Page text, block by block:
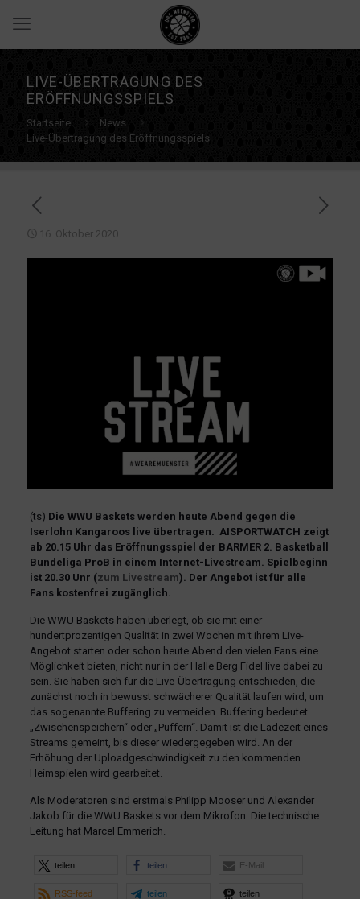
LIVE-ÜBERTRAGUNG DES
ERÖFFNUNGSSPIELS
Startseite
News
Live-Übertragung des Eröffnungsspiels
16. Oktober 2020
(ts) Die WWU Baskets werden heute Abend gegen die
Iserlohn Kangaroos live übertragen. AISPORTWATCH zeigt
ab 20.15 Uhr das Eröffnungsspiel der BARMER 2. Basketball
Bundeliga ProB in einem Internet-Livestream. Spielbeginn
ist 20.30 Unr (zum Livestream). Der Angebot ist für alle
Fans kostenfrei zugänglich.
Die WWU Baskets haben überlegt, ob sie mit einer
hundertprozentigen Qualität in zwei Wochen mit ihrem Live-
Angebot starten oder schon heute Abend den vielen Fans eine
Möglichkeit bieten, nicht nur in der Halle Berg Fidel live dabei zu
sein. Sie haben sich für die Live-Übertragung entschieden, die
zunächst noch in bewusst schwächerer Qualität laufen wird, um
das sogenannte Buffering zu vermeiden. Buffering bedeutet
„Zwischenspeichern“ oder „Puffern“. Damit ist die Ladezeit eines
Streams gemeint, bis dieser wiedergegeben wird. An der
Erhöhung der Uploadgeschwindigkeit zu den kommenden
Heimspielen wird gearbeitet.
Als Moderatoren sind erstmals Philipp Mooser und Alexander
Jakob für die WWU Baskets vor dem Mikrofon. Die technische
Leitung hat Marcel Emmerich.
teilen teilen E-Mail
RSS-feed teilen teilen